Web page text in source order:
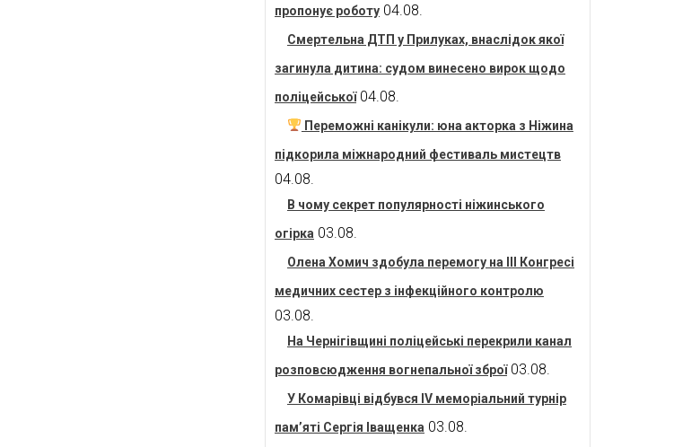
пропонує роботу 04.08.
Смертельна ДТП у Прилуках, внаслідок якої
загинула дитина: судом винесено вирок щодо
поліцейської 04.08.
Переможні канікули: юна акторка з Ніжина
підкорила міжнародний фестиваль мистецтв
04.08.
В чому секрет популярності ніжинського
огірка 03.08.
Олена Хомич здобула перемогу на ІІІ Конгресі
медичних сестер з інфекційного контролю
03.08.
На Чернігівщині поліцейські перекрили канал
розповсюдження вогнепальної зброї 03.08.
У Комарівці відбувся IV меморіальний турнір
пам’яті Сергія Іващенка 03.08.